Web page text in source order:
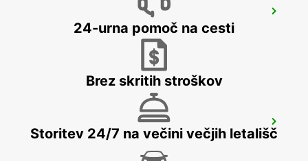
LISBON GARE DO ORIENTE MAIN
STATION
POMBAL
POMBAL - PORTUGAL
24-urna pomoč na cesti
Brez skritih stroškov
Storitev 24/7 na večini večjih letališč